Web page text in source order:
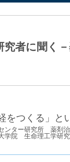
究者に聞く
をつくる」
ンター研究所 薬剤
学院 生命理工学研
生化学会